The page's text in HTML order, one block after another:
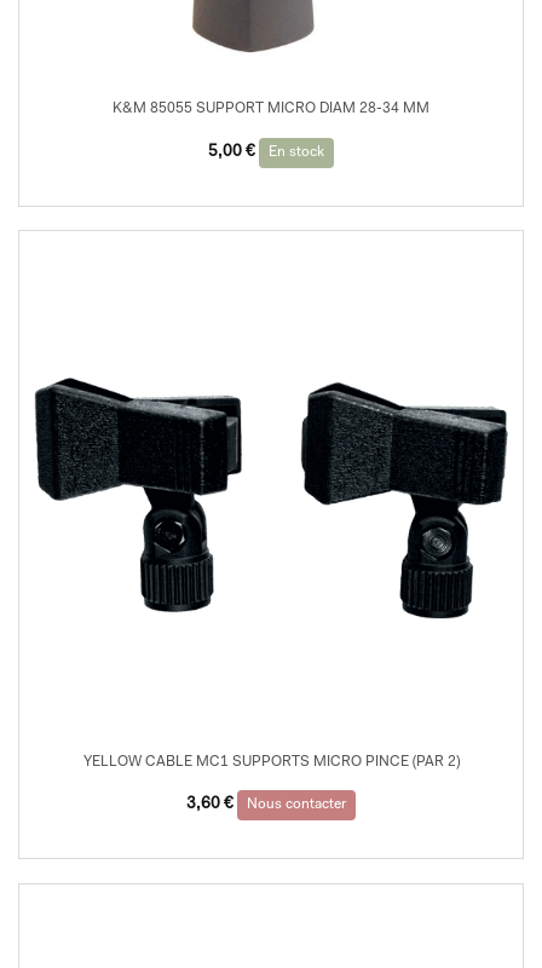
K&M 85055 SUPPORT MICRO DIAM 28-34 MM
5,00 € En stock
YELLOW CABLE MC1 SUPPORTS MICRO PINCE (PAR 2)
3,60 € Nous contacter